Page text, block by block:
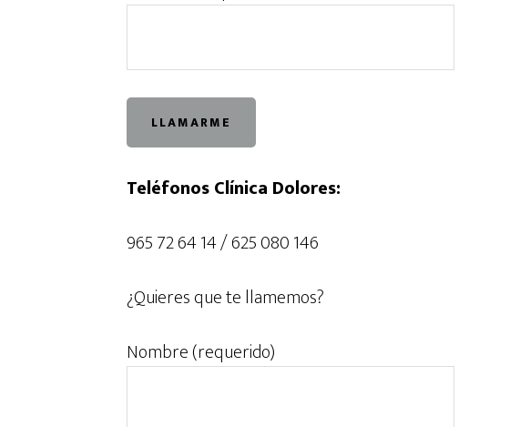
Teléfonos Clínica Dolores:
965 72 64 14 / 625 080 146
¿Quieres que te llamemos?
Nombre (requerido)